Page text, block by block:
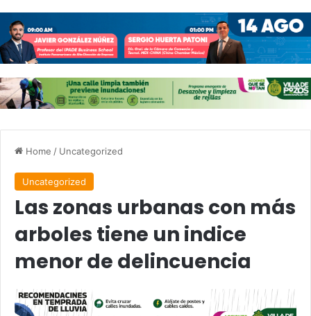
Home / Uncategorized
Uncategorized
Las zonas urbanas con más
arboles tiene un indice
menor de delincuencia